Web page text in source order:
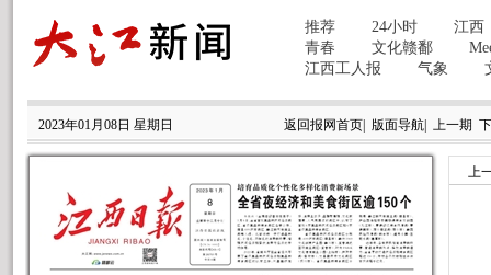
2023年01月08日 星期日 返回报网首页| 版面导航| 上一期
上